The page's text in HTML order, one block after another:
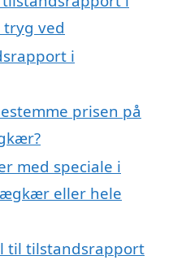
ved
i
prisen på
med speciale i
eller hele
til tilstandsrapport